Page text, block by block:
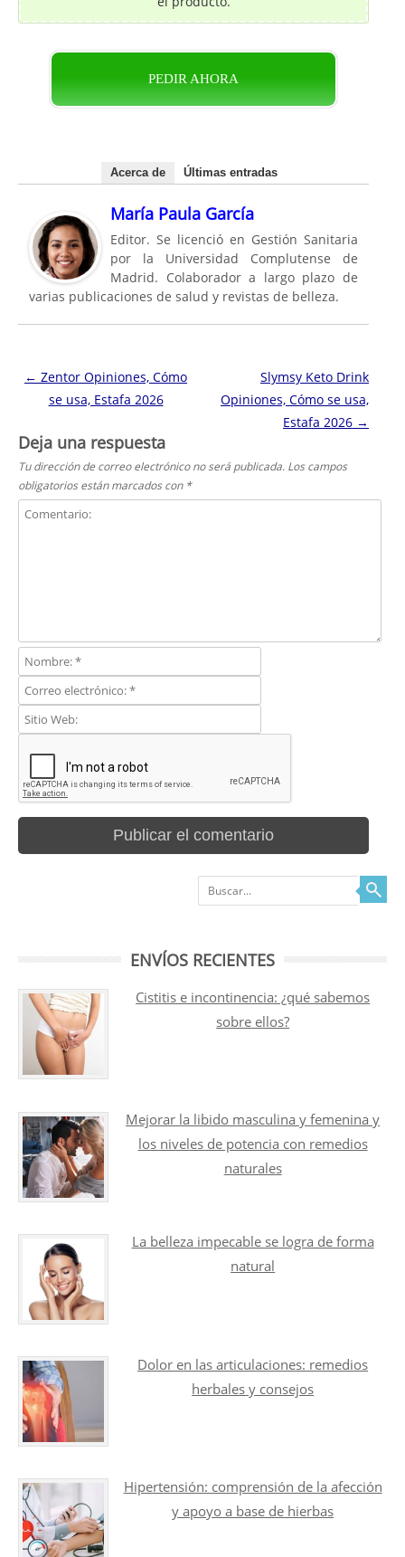
PEDIR AHORA
Acerca de Últimas entradas
María Paula García
Editor. Se licenció en Gestión Sanitaria
por la Universidad Complutense de
Madrid. Colaborador a largo plazo de
varias publicaciones de salud y revistas de belleza.
Navegación de entradas
← Zentor Opiniones, Cómo
se usa, Estafa 2026
Slymsy Keto Drink
Opiniones, Cómo se usa,
Estafa 2026 →
Deja una respuesta
Tu dirección de correo electrónico no será publicada. Los campos
obligatorios están marcados con *
Buscar
ENVÍOS RECIENTES
Cistitis e incontinencia: ¿qué sabemos
sobre ellos?
Mejorar la libido masculina y femenina y
los niveles de potencia con remedios
naturales
La belleza impecable se logra de forma
natural
Dolor en las articulaciones: remedios
herbales y consejos
Hipertensión: comprensión de la afección
y apoyo a base de hierbas